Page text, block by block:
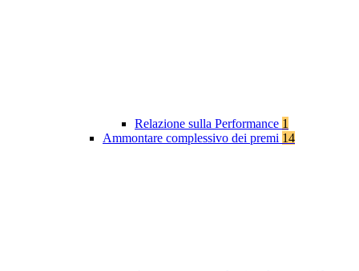
Relazione sulla Performance 1
Ammontare complessivo dei premi 14